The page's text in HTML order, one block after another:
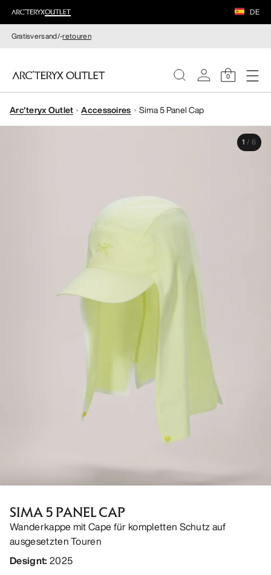
DE
Gratisversand/-retouren
0
DAMEN
Arc'teryx Outlet Accessoires Sima 5 Panel Cap
1 / 6
SIMA 5 PANEL CAP
Wanderkappe mit Cape für kompletten Schutz auf
ausgesetzten Touren
Designt: 2025